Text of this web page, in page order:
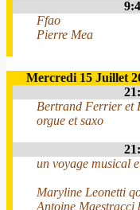
Ffao
Pierre Mea
Mercredi 15 Juillet
Bertrand Ferrier et
orgue et saxo
un voyage musical
Maryline Leonetti
Antoine Maestracci